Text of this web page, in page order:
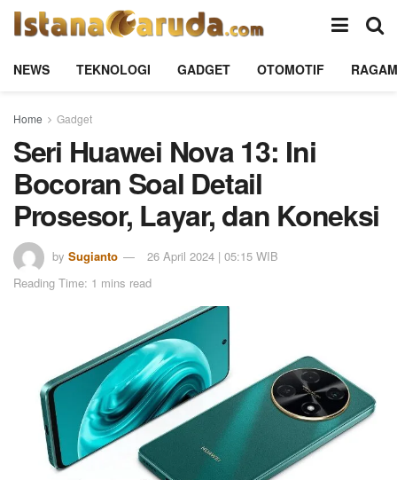
NEWS TEKNOLOGI GADGET OTOMOTIF RAGAM
Home Gadget
Seri Huawei Nova 13: Ini
Bocoran Soal Detail
Prosesor, Layar, dan Koneksi
by Sugianto
26 April 2024 | 05:15 WIB
Reading Time: 1 mins read